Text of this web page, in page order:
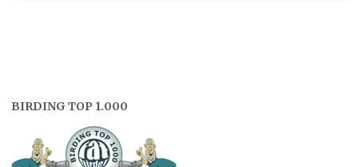
BIRDING TOP 1.000